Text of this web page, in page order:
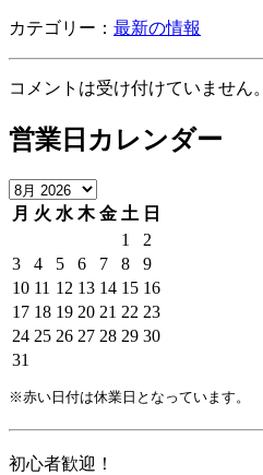
カテゴリー： 最新の情報
コメントは受け付けていません。
営業日カレンダー
月 火 水 木 金 土 日
1
2
3
4 5 6 7 8
9
10 11 12 13 14 15 16
17 18 19 20 21 22 23
24 25 26 27 28 29 30
31
※赤い日付は休業日となっています。
初心者歓迎！